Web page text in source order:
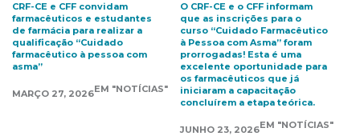
CRF-CE e CFF convidam
farmacêuticos e estudantes
de farmácia para realizar a
qualificação “Cuidado
farmacêutico à pessoa com
asma”
MARÇO 27, 2026EM "NOTÍCIAS"
O CRF-CE e o CFF informam
que as inscrições para o
curso “Cuidado Farmacêutico
à Pessoa com Asma” foram
prorrogadas! Esta é uma
excelente oportunidade para
os farmacêuticos que já
iniciaram a capacitação
concluírem a etapa teórica.
JUNHO 23, 2026EM "NOTÍCIAS"